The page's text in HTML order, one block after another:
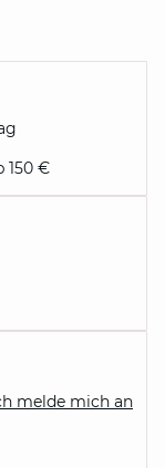
150 €
melde mich an